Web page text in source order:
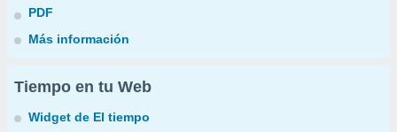
PDF
Más información
Tiempo en tu Web
Widget de El tiempo